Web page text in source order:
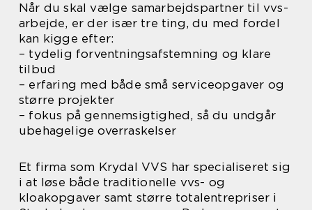
Når du skal vælge samarbejdspartner til vvs-
arbejde, er der især tre ting, du med fordel
kan kigge efter:
– tydelig forventningsafstemning og klare
tilbud
– erfaring med både små serviceopgaver og
større projekter
– fokus på gennemsigtighed, så du undgår
ubehagelige overraskelser
Et firma som Krydal VVS har specialiseret sig
i at løse både traditionelle vvs- og
kloakopgaver samt større totalentrepriser i